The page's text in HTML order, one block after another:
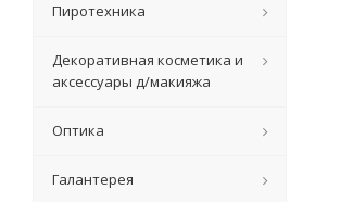
Пиротехника
Декоративная косметика и
аксессуары д/макияжа
Оптика
Галантерея